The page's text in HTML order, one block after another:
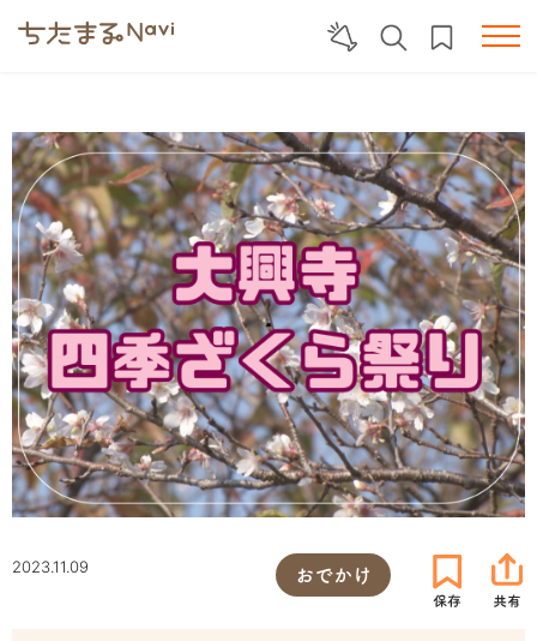
2023.11.09 おでかけ